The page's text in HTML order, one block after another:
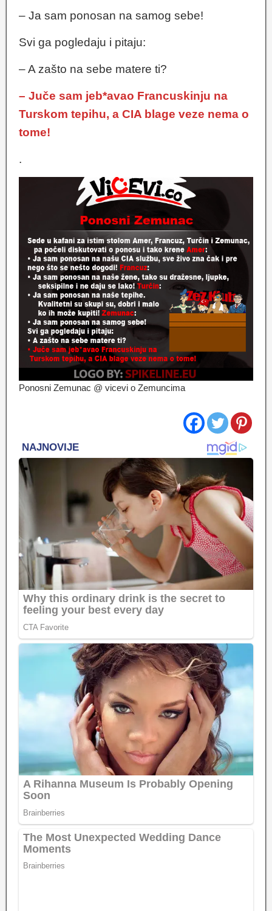
– Ja sam ponosan na samog sebe!
Svi ga pogledaju i pitaju:
– A zašto na sebe matere ti?
– Juče sam jeb*avao Francuskinju na
Turskom tepihu, a CIA blage veze nema o
tome!
.
Ponosni Zemunac @ vicevi o Zemuncima